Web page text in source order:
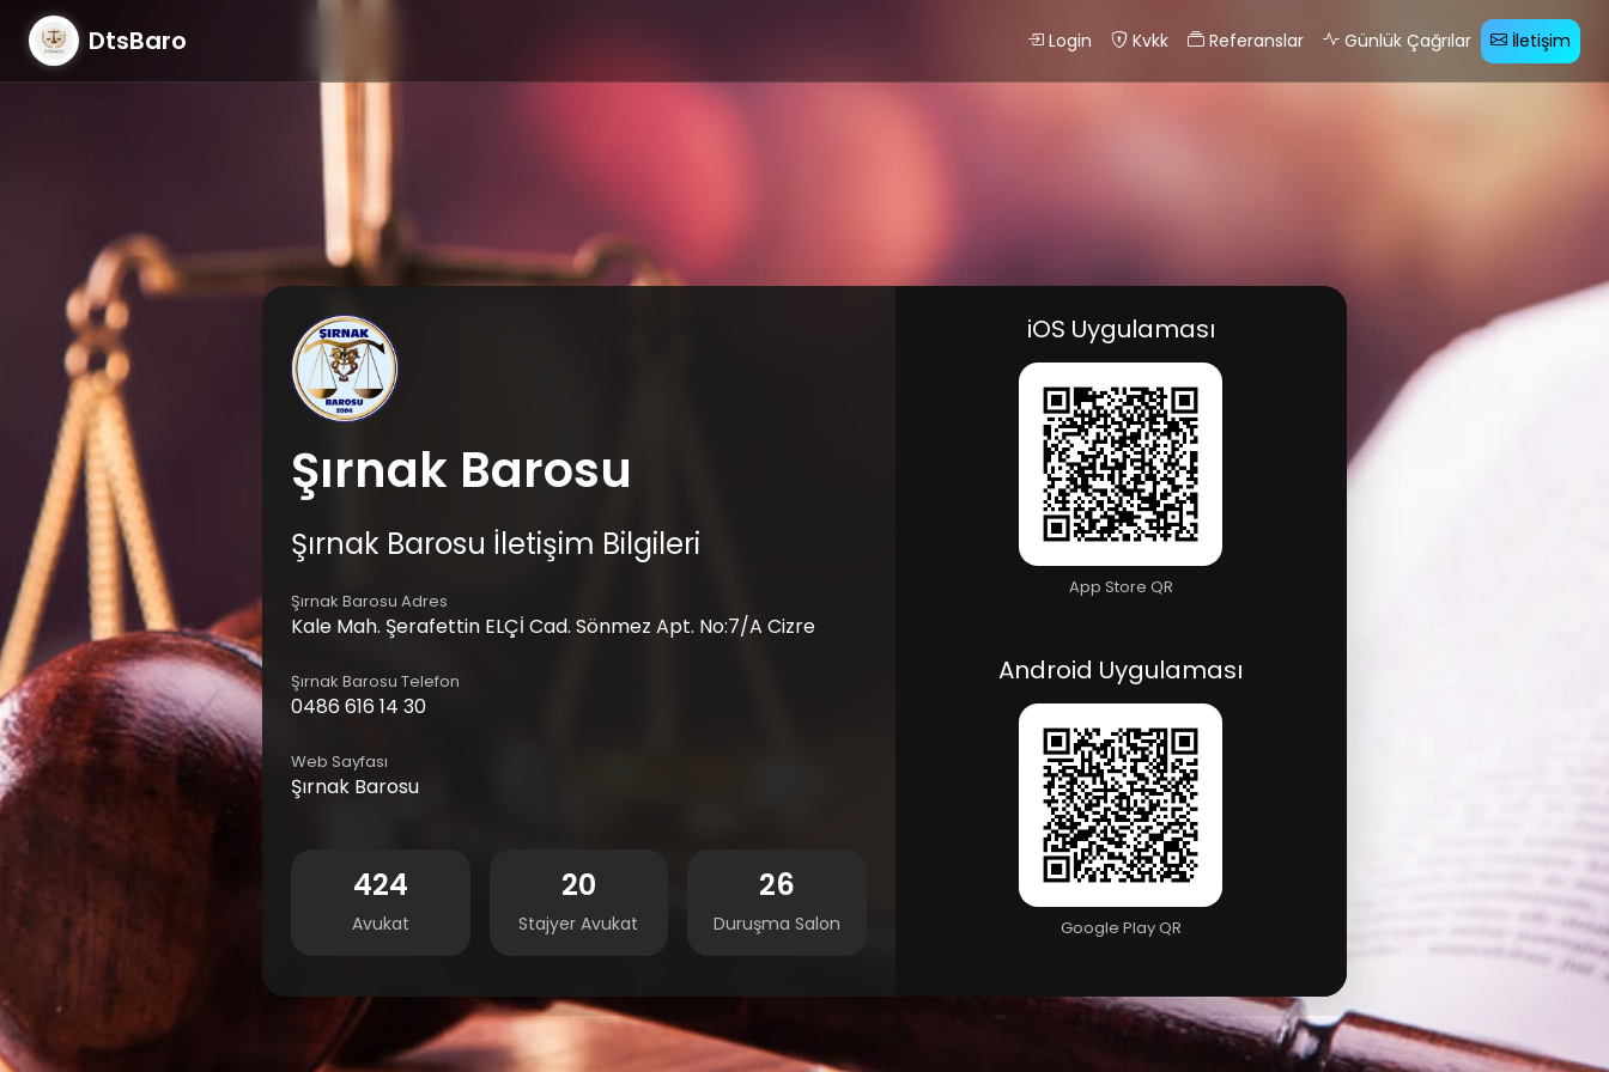
DtsBaro Login Kvkk Referanslar Günlük Çağrılar İletişim
Şırnak Barosu
Şırnak Barosu İletişim Bilgileri
Şırnak Barosu Adres
Kale Mah. Şerafettin ELÇİ Cad. Sönmez Apt. No:7/A Cizre
Şırnak Barosu Telefon
0486 616 14 30
Web Sayfası
Şırnak Barosu
424
Avukat
20
Stajyer Avukat
26
Duruşma Salon
iOS Uygulaması
App Store QR
Android Uygulaması
Google Play QR